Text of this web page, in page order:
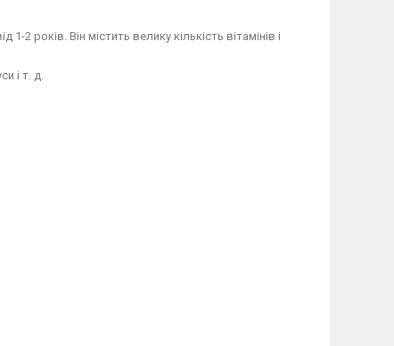
2 років. Він містить велику кількість вітамінів і
і т. д.